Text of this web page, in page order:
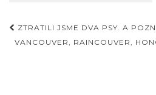
Příspěvky
ZTRATILI JSME DVA PSY. A
VANCOUVER, RAINCOUVER,